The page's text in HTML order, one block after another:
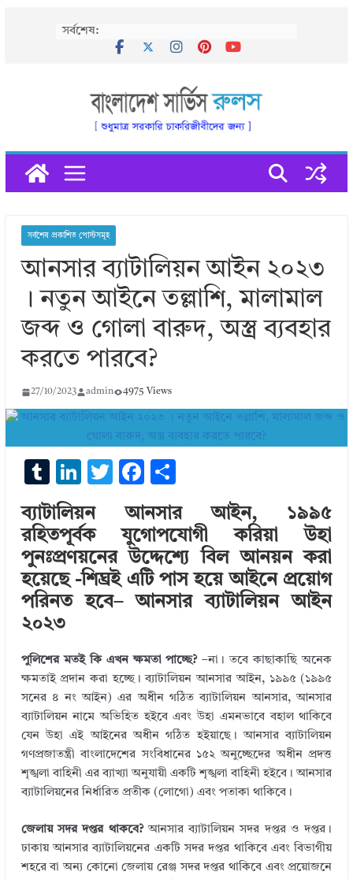
সর্বশেষ:
সর্বশেষ প্রকাশিত পোস্টসমূহ
আনসার ব্যাটালিয়ন আইন ২০২৩
। নতুন আইনে তল্লাশি, মালামাল
জব্দ ও গোলা বারুদ, অস্ত্র ব্যবহার
করতে পারবে?
27/10/2023 admin 4975 Views
T
u
m
bl
r
Li
k
e
dI
n
T
it
te
r
F
e
b
o
o
ar
e
ব্যাটালিয়ন আনসার আইন, ১৯৯৫
রহিতপূর্বক যুগোপযোগী করিয়া উহা
পুনঃপ্রণয়নের উদ্দেশ্যে বিল আনয়ন করা
হয়েছে -শিঘ্রই এটি পাস হয়ে আইনে প্রয়োগ
পরিনত হবে– আনসার ব্যাটালিয়ন আইন
২০২৩
পুলিশের মতই কি এখন ক্ষমতা পাচ্ছে?–না। তবে কাছাকাছি অনেক
ক্ষমতাই প্রদান করা হচ্ছে। ব্যাটালিয়ন আনসার আইন, ১৯৯৫ (১৯৯৫
সনের ৪ নং আইন) এর অধীন গঠিত ব্যাটালিয়ন আনসার, আনসার
ব্যাটালিয়ন নামে অভিহিত হইবে এবং উহা এমনভাবে বহাল থাকিবে
যেন উহা এই আইনের অধীন গঠিত হইয়াছে। আনসার ব্যাটালিয়ন
গণপ্রজাতন্ত্রী বাংলাদেশের সংবিধানের ১৫২ অনুচ্ছেদের অধীন প্রদত্ত
শৃঙ্খলা বাহিনী এর ব্যাখ্যা অনুযায়ী একটি শৃঙ্খলা বাহিনী হইবে। আনসার
ব্যাটালিয়নের নির্ধারিত প্রতীক (লোগো) এবং পতাকা থাকিবে।
জেলায় সদর দপ্তর থাকবে?আনসার ব্যাটালিয়ন সদর দপ্তর ও দপ্তর।
ঢাকায় আনসার ব্যাটালিয়নের একটি সদর দপ্তর থাকিবে এবং বিভাগীয়
শহরে বা অন্য কোনো জেলায় রেঞ্জ সদর দপ্তর থাকিবে এবং প্রয়োজনে